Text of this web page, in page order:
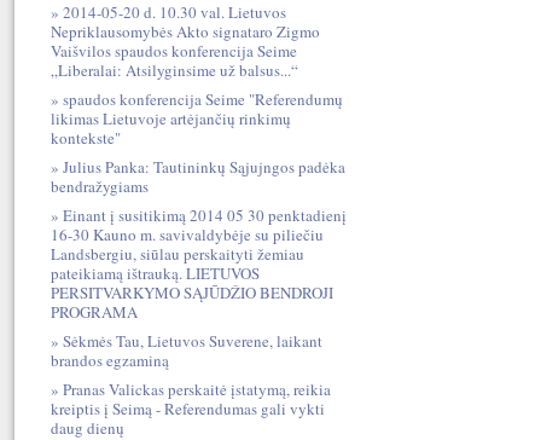
2014-05-20 d. 10.30 val. Lietuvos
Nepriklausomybės Akto signataro Zigmo
Vaišvilos spaudos konferencija Seime
„Liberalai: Atsilyginsime už balsus...“
spaudos konferencija Seime "Referendumų
likimas Lietuvoje artėjančių rinkimų
kontekste"
Julius Panka: Tautininkų Sąjujngos padėka
bendražygiams
Einant į susitikimą 2014 05 30 penktadienį
16-30 Kauno m. savivaldybėje su piliečiu
Landsbergiu, siūlau perskaityti žemiau
pateikiamą ištrauką. LIETUVOS
PERSITVARKYMO SĄJŪDŽIO BENDROJI
PROGRAMA
Sėkmės Tau, Lietuvos Suverene, laikant
brandos egzaminą
Pranas Valickas perskaitė įstatymą, reikia
kreiptis į Seimą - Referendumas gali vykti
daug dienų